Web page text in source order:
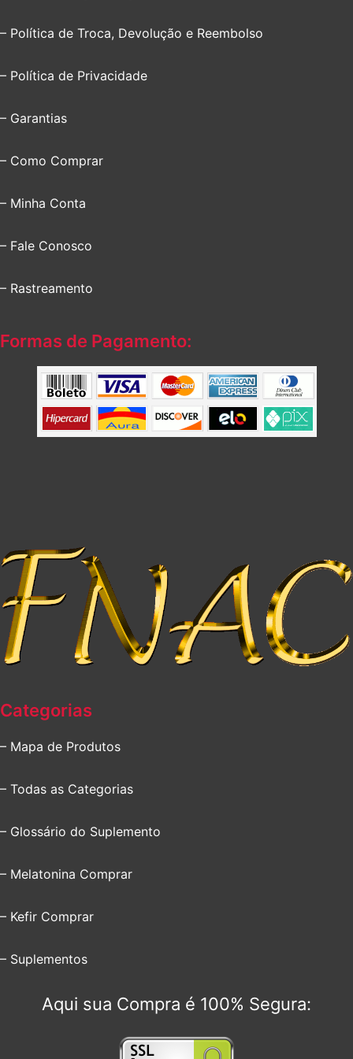
– Política de Troca, Devolução e Reembolso
– Política de Privacidade
– Garantias
– Como Comprar
– Minha Conta
– Fale Conosco
– Rastreamento
Formas de Pagamento:
Categorias
– Mapa de Produtos
– Todas as Categorias
– Glossário do Suplemento
– Melatonina Comprar
– Kefir Comprar
– Suplementos
Aqui sua Compra é 100% Segura: